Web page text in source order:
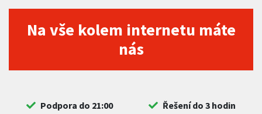
Na vše kolem internetu máte
nás
Podpora do 21:00 Řešení do 3 hodin